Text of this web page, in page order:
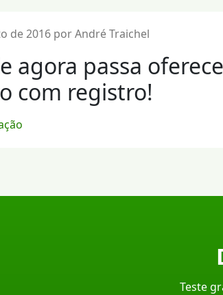
de 2016 por André Traichel
agora passa
com registro!
Teste